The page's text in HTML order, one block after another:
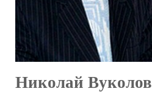
Николай Вуколов